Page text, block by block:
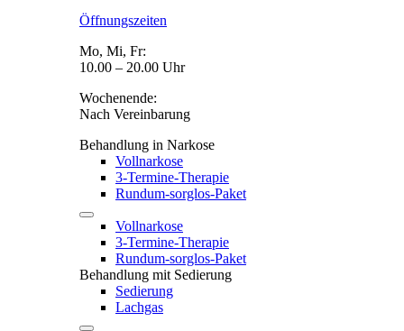
Öffnungszeiten
Mo, Mi, Fr:
10.00 – 20.00 Uhr
Wochenende:
Nach Vereinbarung
Behandlung in Narkose
Vollnarkose
3-Termine-Therapie
Rundum-sorglos-Paket
Vollnarkose
3-Termine-Therapie
Rundum-sorglos-Paket
Behandlung mit Sedierung
Sedierung
Lachgas